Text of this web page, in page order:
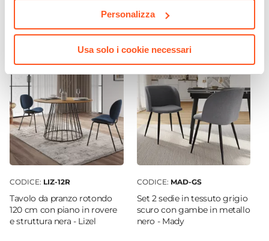
Personalizza
Usa solo i cookie necessari
Assemblato
No
€ 36,00
CODICE: LIZ-12R
Tavolo da pranzo rotondo
120 cm con piano in rovere
e struttura nera - Lizel
CODICE: MAD-GS
Set 2 sedie in tessuto grigio
scuro con gambe in metallo
nero - Mady